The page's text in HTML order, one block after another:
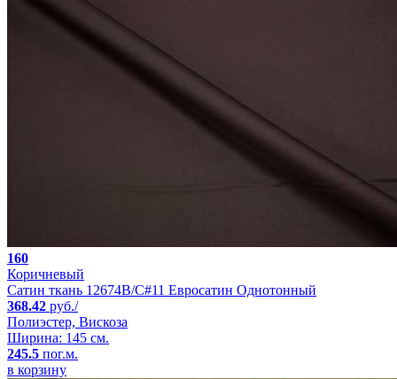
160
Коричневый
Сатин ткань 12674B/C#11 Евросатин Однотонный
368.42 руб./
Полиэстер, Вискоза
Ширина: 145 см.
245.5 пог.м.
в корзину